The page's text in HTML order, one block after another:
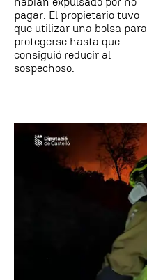
pagar. El propietario tuvo
que utilizar una bolsa para
protegerse hasta que
consiguió reducir al
sospechoso.